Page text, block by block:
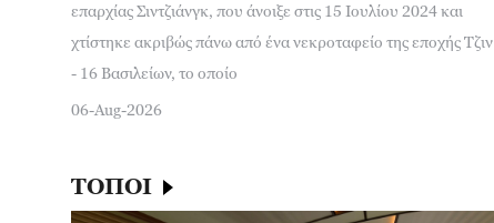
επαρχίας Σιντζιάνγκ, που άνοιξε στις 15 Ιουλίου 2024 και
χτίστηκε ακριβώς πάνω από ένα νεκροταφείο της εποχής Τζιν
- 16 Βασιλείων, το οποίο
06-Aug-2026
ΤΟΠΟΙ